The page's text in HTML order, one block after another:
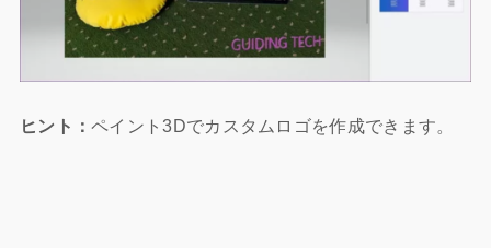
ヒント：ペイント3Dでカスタムロゴを作成できます。